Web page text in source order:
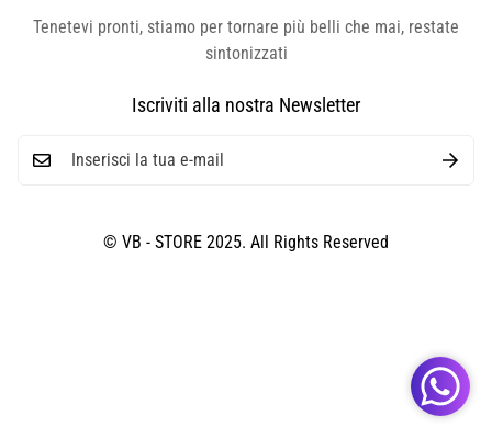
Tenetevi pronti, stiamo per tornare più belli che mai, restate
sintonizzati
Iscriviti alla nostra Newsletter
© VB - STORE 2025. All Rights Reserved